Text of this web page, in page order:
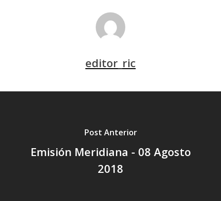
editor_ric
Post Anterior
Emisión Meridiana - 08 Agosto
2018